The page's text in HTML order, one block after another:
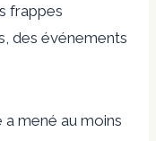
frappes
des événements
a mené au moins